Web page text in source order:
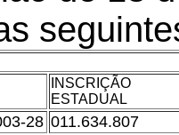
INSCRIÇÃO
ESTADUAL
28 011.634.807